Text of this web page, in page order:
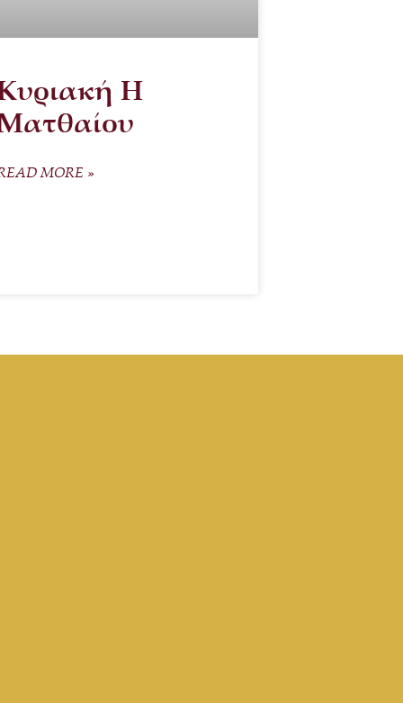
Η
MORE »